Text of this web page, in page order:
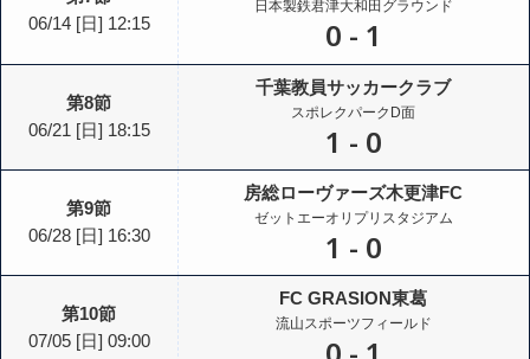
06/14 [日] 12:15
日本製鉄君津大和田グラウンド
0 - 1
第8節
06/21 [日] 18:15
千葉教員サッカークラブ
スポレクパークD面
1 - 0
第9節
06/28 [日] 16:30
房総ローヴァーズ木更津FC
ゼットエーオリプリスタジアム
1 - 0
第10節
07/05 [日] 09:00
FC GRASION東葛
流山スポーツフィールド